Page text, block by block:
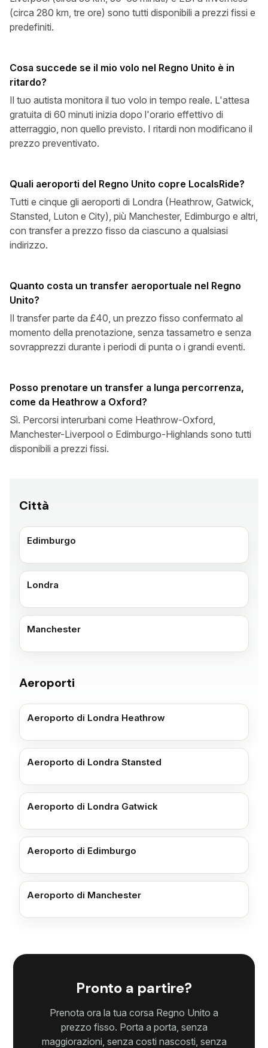
(circa 280 km, tre ore) sono tutti disponibili a prezzi fissi e
predefiniti.
Cosa succede se il mio volo nel Regno Unito è in
ritardo?
Il tuo autista monitora il tuo volo in tempo reale. L'attesa
gratuita di 60 minuti inizia dopo l'orario effettivo di
atterraggio, non quello previsto. I ritardi non modificano il
prezzo preventivato.
Quali aeroporti del Regno Unito copre LocalsRide?
Tutti e cinque gli aeroporti di Londra (Heathrow, Gatwick,
Stansted, Luton e City), più Manchester, Edimburgo e altri,
con transfer a prezzo fisso da ciascuno a qualsiasi
indirizzo.
Quanto costa un transfer aeroportuale nel Regno
Unito?
Il transfer parte da £40, un prezzo fisso confermato al
momento della prenotazione, senza tassametro e senza
sovrapprezzi durante i periodi di punta o i grandi eventi.
Posso prenotare un transfer a lunga percorrenza,
come da Heathrow a Oxford?
Sì. Percorsi interurbani come Heathrow-Oxford,
Manchester-Liverpool o Edimburgo-Highlands sono tutti
disponibili a prezzi fissi.
Città
Edimburgo
Londra
Manchester
Aeroporti
Aeroporto di Londra Heathrow
Aeroporto di Londra Stansted
Aeroporto di Londra Gatwick
Aeroporto di Edimburgo
Aeroporto di Manchester
Pronto a partire?
Prenota ora la tua corsa Regno Unito a
prezzo fisso. Porta a porta, senza
maggiorazioni, senza costi nascosti, senza